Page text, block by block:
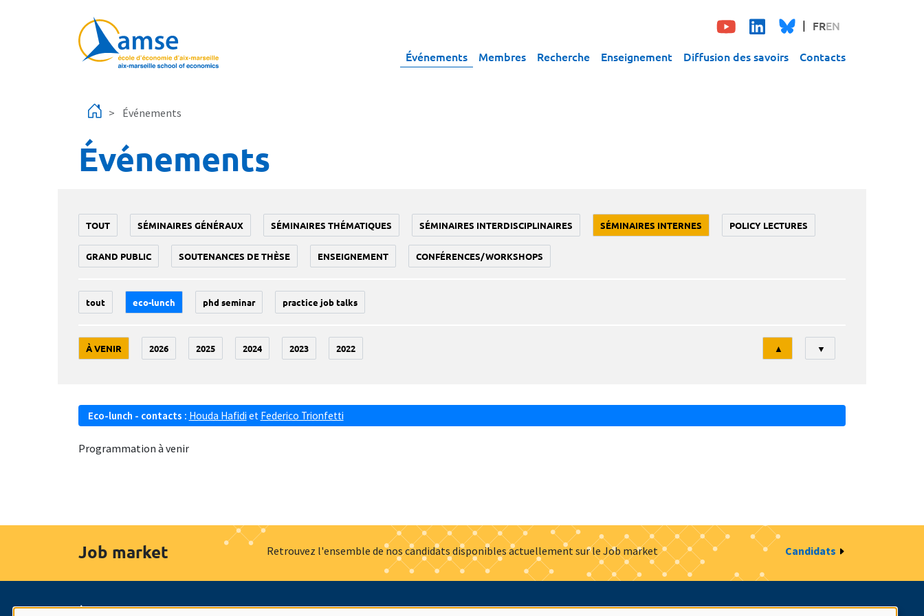
FREN
Événements Membres Recherche Enseignement Diffusion des savoirs Contacts
Événements
Événements
TOUT SÉMINAIRES GÉNÉRAUX SÉMINAIRES THÉMATIQUES SÉMINAIRES INTERDISCIPLINAIRES SÉMINAIRES INTERNES POLICY LECTURES
GRAND PUBLIC SOUTENANCES DE THÈSE ENSEIGNEMENT CONFÉRENCES/WORKSHOPS
tout eco-lunch phd seminar practice job talks
À VENIR 2026 2025 2024 2023 2022
Tri
▲ ▼
Eco-lunch - contacts : Houda Hafidi et Federico Trionfetti
Programmation à venir
Job market Retrouvez l'ensemble de nos candidats disponibles actuellement sur le Job market Candidats
À propos Nos engagements Hommage à Actualités Offres d'emploi Presse Mentions légales Gestion des cookies Intranet